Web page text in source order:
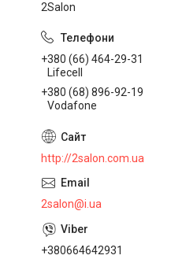
2Salon
+380 (66) 464-29-31
Lifecell
+380 (68) 896-92-19
Vodafone
http://2salon.com.ua
2salon@i.ua
+380664642931